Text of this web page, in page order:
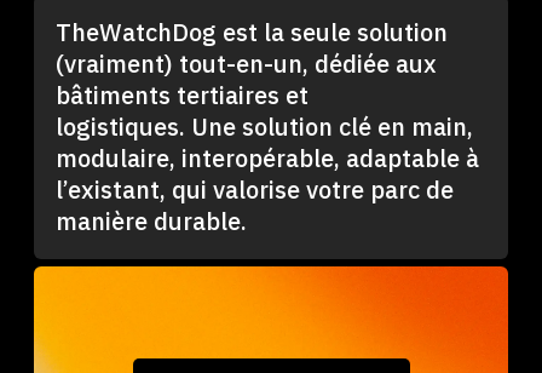
TheWatchDog est la seule solution
(vraiment) tout-en-un, dédiée aux
bâtiments tertiaires et
logistiques. Une solution clé en main,
modulaire, interopérable, adaptable à
l’existant, qui valorise votre parc de
manière durable.